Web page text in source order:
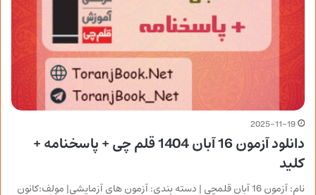
2025-11-19
دانلود آزمون 16 آبان 1404 قلم چی + پاسخنامه +
کلید
نام: آزمون 16 آبان قلمچی | دسته بندی: آزمون های آزمایشی| مولف:کانون